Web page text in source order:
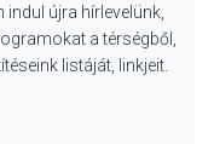
újra hírlevelünk,
a térségből,
listáját, linkjeit.